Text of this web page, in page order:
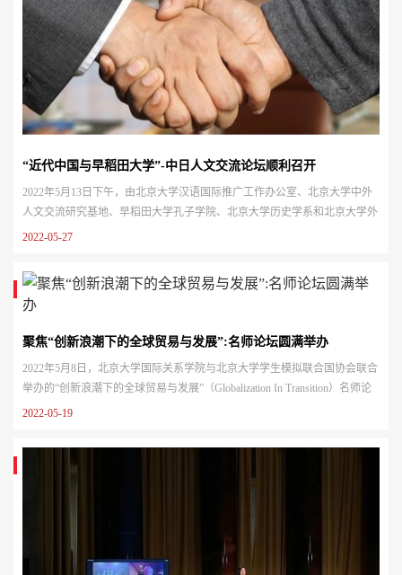
“近代中国与早稻田大学”-中日人文交流论坛顺利召开
2022年5月13日下午，由北京大学汉语国际推广工作办公室、北京大学中外
人文交流研究基地、早稻田大学孔子学院、北京大学历史学系和北京大学外
国语学院联合主办的中日人文交流论坛“近代中国与早稻田大学”顺利召开。
参加了此次研讨会。本场论坛是早稻田大学孔子学院中日系列论坛的第三
场，也是“人文交流、文明互鉴”北京大学中外人文交流论坛暨孔子学院学
术...
2022-05-27
聚焦“创新浪潮下的全球贸易与发展”:名师论坛圆满举办
2022年5月8日，北京大学国际关系学院与北京大学学生模拟联合国协会联合
举办的“创新浪潮下的全球贸易与发展”（Globalization In Transition）名师论
坛在线上举行。北京大学国际关系学院副院长、中外人文交流研究基地学术
技术与管理发展中心创始主任傅晓岚，世界贸易组织首席经济学家、经济研
究和统计司司长罗伯特·库普曼（Robert Koopman），北京大学国家...
2022-05-19